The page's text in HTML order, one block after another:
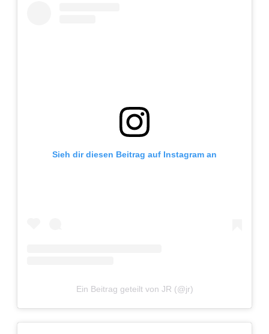
Sieh dir diesen Beitrag auf Instagram an
Ein Beitrag geteilt von JR (@jr)